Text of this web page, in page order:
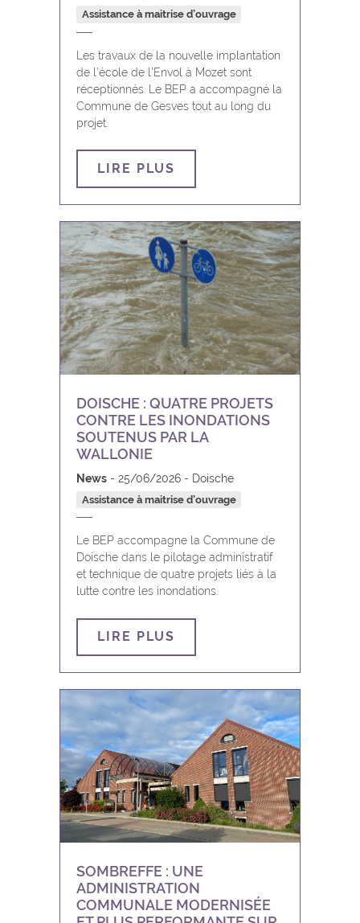
Assistance à maitrise d’ouvrage
Les travaux de la nouvelle implantation
de l'école de l'Envol à Mozet sont
réceptionnés. Le BEP a accompagné la
Commune de Gesves tout au long du
projet.
LIRE PLUS
DOISCHE : QUATRE PROJETS
CONTRE LES INONDATIONS
SOUTENUS PAR LA
WALLONIE
News 25/06/2026 Doische
Assistance à maitrise d’ouvrage
Le BEP accompagne la Commune de
Doische dans le pilotage administratif
et technique de quatre projets liés à la
lutte contre les inondations.
LIRE PLUS
SOMBREFFE : UNE
ADMINISTRATION
COMMUNALE MODERNISÉE